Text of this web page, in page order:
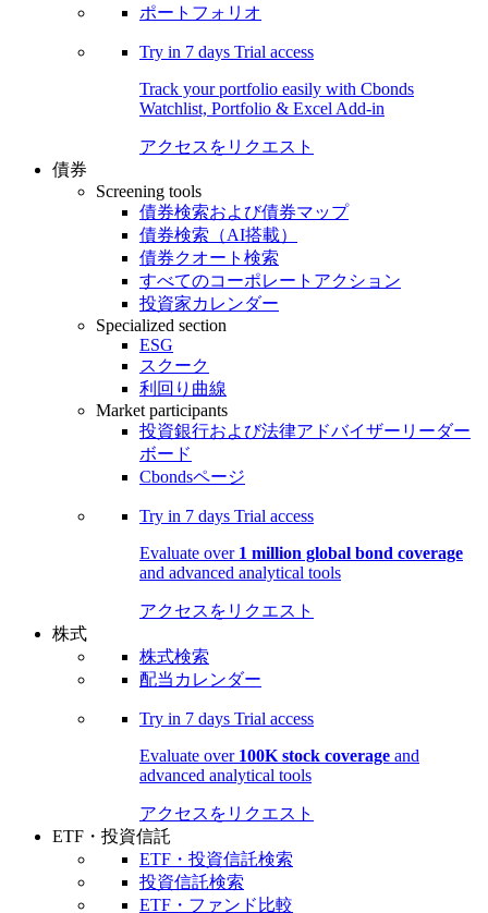
ポートフォリオ
Try in 7 days Trial access
Track your portfolio easily with Cbonds
Watchlist, Portfolio & Excel Add-in
アクセスをリクエスト
債券
Screening tools
債券検索および債券マップ
債券検索（AI搭載）
債券クオート検索
すべてのコーポレートアクション
投資家カレンダー
Specialized section
ESG
スクーク
利回り曲線
Market participants
投資銀行および法律アドバイザーリーダー
ボード
Cbondsページ
Try in 7 days Trial access
Evaluate over 1 million global bond coverage
and advanced analytical tools
アクセスをリクエスト
株式
株式検索
配当カレンダー
Try in 7 days Trial access
Evaluate over 100K stock coverage and
advanced analytical tools
アクセスをリクエスト
ETF・投資信託
ETF・投資信託検索
投資信託検索
ETF・ファンド比較